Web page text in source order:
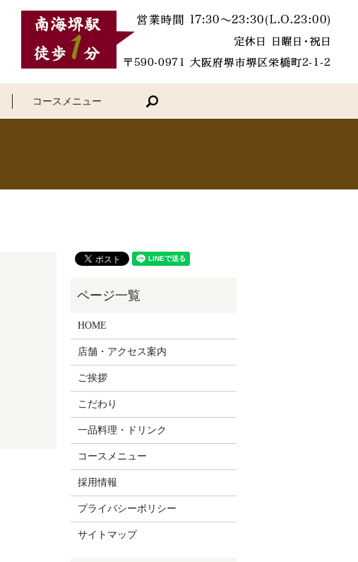
コースメニュー
HOME
店舗・アクセス案内
ご挨拶
こだわり
一品料理・ドリンク
コースメニュー
採用情報
プライバシーポリシー
サイトマップ